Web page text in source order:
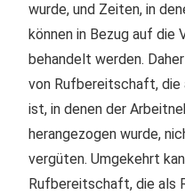
wurde, und Zei­ten, in
können in Bezug auf die
behandelt werden.
von Rufbereitschaft,
ist, in denen der
herangezogen wurde,
vergüten. Um­ge­kehrt
Rufbereitschaft, die als